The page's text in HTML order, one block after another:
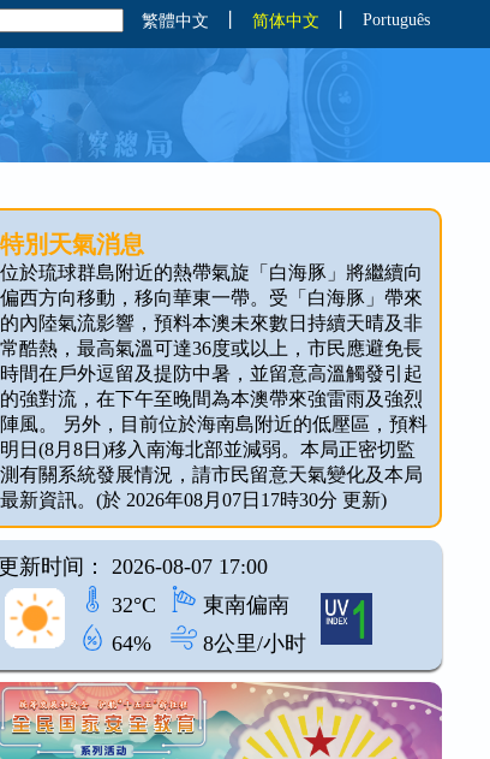
繁體中文 简体中文 Português
特別天氣消息
位於琉球群島附近的熱帶氣旋「白海豚」將繼續向
偏西方向移動，移向華東一帶。受「白海豚」帶來
的內陸氣流影響，預料本澳未來數日持續天晴及非
常酷熱，最高氣溫可達36度或以上，市民應避免長
時間在戶外逗留及提防中暑，並留意高溫觸發引起
的強對流，在下午至晚間為本澳帶來強雷雨及強烈
陣風。 另外，目前位於海南島附近的低壓區，預料
明日(8月8日)移入南海北部並減弱。本局正密切監
測有關系統發展情況，請市民留意天氣變化及本局
最新資訊。(於 2026年08月07日17時30分 更新)
更新时间： 2026-08-07 17:00
32°C
東南偏南
64%
8公里/小时